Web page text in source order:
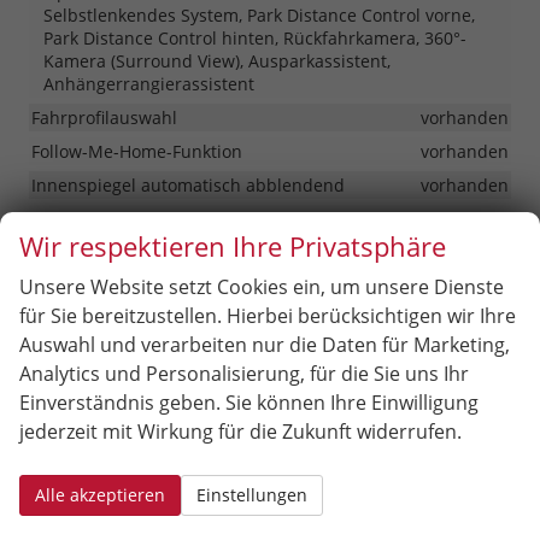
Selbstlenkendes System, Park Distance Control vorne,
Park Distance Control hinten, Rückfahrkamera, 360°-
Kamera (Surround View), Ausparkassistent,
Anhängerrangierassistent
Fahrprofilauswahl
vorhanden
Follow-Me-Home-Funktion
vorhanden
Innenspiegel automatisch abblendend
vorhanden
Lenkung
Servolenkung
Lichttechnik
Kurvenlicht, Lichtsensor, LED-Rückleuchten, LED-
Scheinwerfer, Fernlichtassistent, LED-Tagfahrlicht,
Kurvenlicht, adaptiv (AFS), Voll-LED Scheinwerfer
Pannenhilfe
Pannenkit
Start/Stop-Automatik
vorhanden
Zentralverriegelung
Schlüssellose Zentralverriegelung (Keyless Go)
Außen
Wir respektieren Ihre Privatsphäre
Unsere Website setzt Cookies ein, um unsere Dienste
für Sie bereitzustellen. Hierbei berücksichtigen wir Ihre
Auswahl und verarbeiten nur die Daten für Marketing,
Analytics und Personalisierung, für die Sie uns Ihr
Einverständnis geben. Sie können Ihre Einwilligung
jederzeit mit Wirkung für die Zukunft widerrufen.
Alle akzeptieren Einstellungen